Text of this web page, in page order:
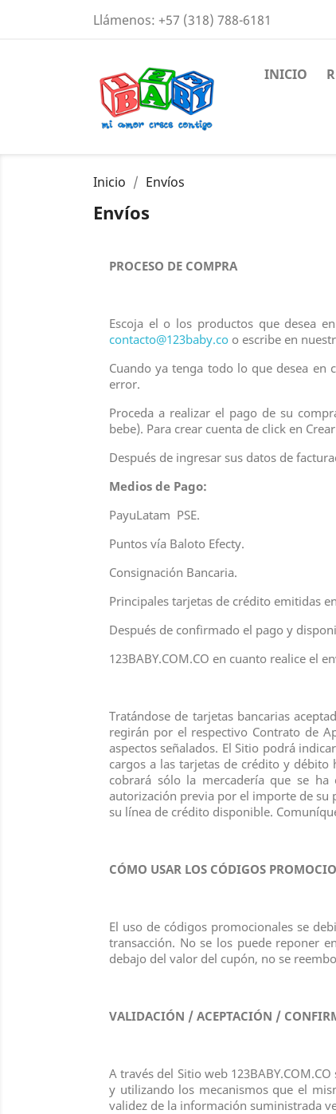
Llámenos: +57 (318) 788-6181
INICIO
Inicio Envíos
Envíos
PROCESO DE COMPRA
Escoja el o los productos que desea
contacto@123baby.co o escribe en
Cuando ya tenga todo lo que desea en
error.
Proceda a realizar el pago de su
bebe). Para crear cuenta de click en
Después de ingresar sus datos de
Medios de Pago:
PayuLatam PSE.
Puntos vía Baloto Efecty.
Consignación Bancaria.
Principales tarjetas de crédito emitidas
Después de confirmado el pago y
123BABY.COM.CO en cuanto realice el
Tratándose de tarjetas bancarias
regirán por el respectivo Contrato de
aspectos señalados. El Sitio podrá
cargos a las tarjetas de crédito y
cobrará sólo la mercadería que se
autorización previa por el importe de su
su línea de crédito disponible.
CÓMO USAR LOS CÓDIGOS
El uso de códigos promocionales se
transacción. No se los puede reponer
debajo del valor del cupón, no se
VALIDACIÓN / ACEPTACIÓN /
A través del Sitio web
y utilizando los mecanismos que el
validez de la información suministrada